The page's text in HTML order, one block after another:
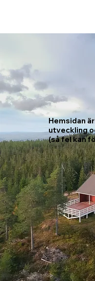
Explore
Lies Beyond
Hemsidan
utveckling
(så fel kan